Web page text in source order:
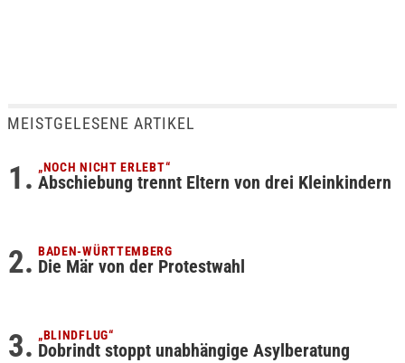
MEISTGELESENE ARTIKEL
„NOCH NICHT ERLEBT“
Abschiebung trennt Eltern von drei Kleinkindern
BADEN-WÜRTTEMBERG
Die Mär von der Protestwahl
„BLINDFLUG“
Dobrindt stoppt unabhängige Asylberatung